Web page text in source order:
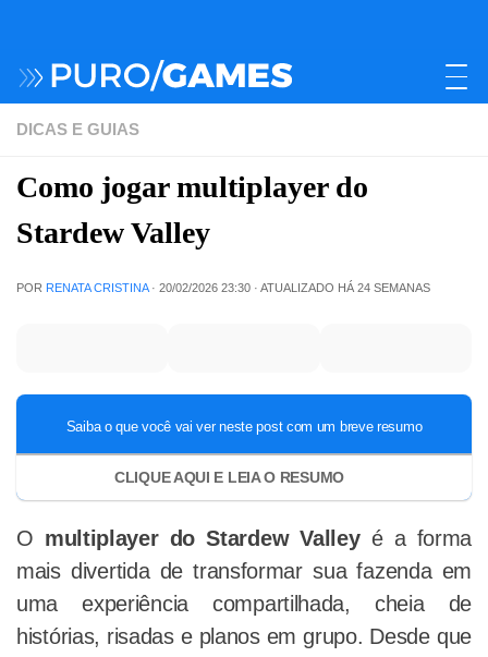
DICAS E GUIAS
Como jogar multiplayer do
Stardew Valley
POR RENATA CRISTINA · 20/02/2026 23:30 · ATUALIZADO HÁ 24 SEMANAS
O multiplayer do Stardew Valleyé a forma
mais divertida de transformar sua fazenda em
uma experiência compartilhada, cheia de
histórias, risadas e planos em grupo. Desde que